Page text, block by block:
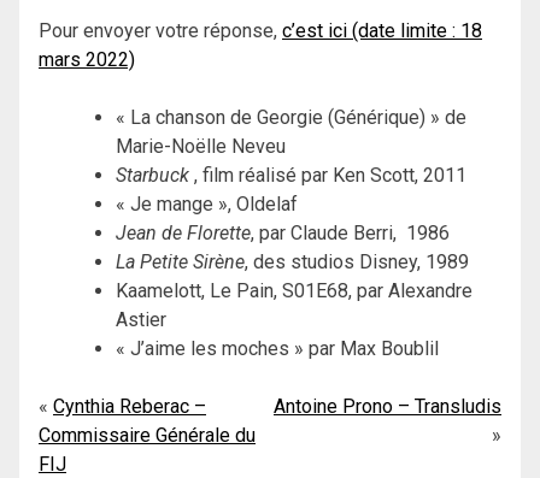
Pour envoyer votre réponse, c’est ici (date limite : 18
mars 2022)
« La chanson de Georgie (Générique) » de
Marie-Noëlle Neveu
Starbuck , film réalisé par Ken Scott, 2011
« Je mange », Oldelaf
Jean de Florette, par Claude Berri, 1986
La Petite Sirène, des studios Disney, 1989
Kaamelott, Le Pain, S01E68, par Alexandre
Astier
« J’aime les moches » par Max Boublil
Navigation
de
Cynthia Reberac –
Commissaire Générale du
FIJ
Antoine Prono – Transludis